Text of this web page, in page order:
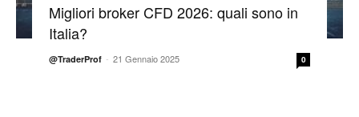
Migliori broker CFD 2026: quali sono in
Italia?
@TraderProf - 21 Gennaio 2025 0